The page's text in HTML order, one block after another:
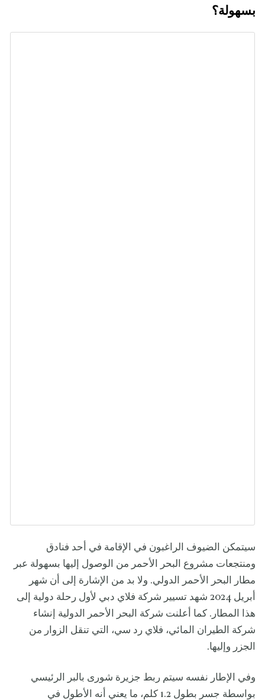
بسهولة؟
سيتمكن الضيوف الراغبون في الإقامة في أحد فنادق
ومنتجعات مشروع البحر الأحمر من الوصول إليها بسهولة عبر
مطار البحر الأحمر الدولي. ولا بد من الإشارة إلى أن شهر
أبريل 2024 شهد تسيير شركة فلاي دبي لأول رحلة دولية إلى
هذا المطار. كما أعلنت شركة البحر الأحمر الدولية إنشاء
شركة الطيران المائي، فلاي رد سي، التي تنقل الزوار من
الجزر وإليها.
وفي الإطار نفسه سيتم ربط جزيرة شورى بالبر الرئيسي
بواسطة جسر بطول 1.2 كلم، ما يعني أنه الأطول في